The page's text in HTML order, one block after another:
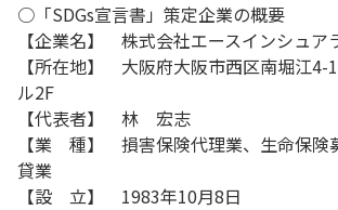
○「SDGs宣言書」策定企業の概要
【企業名】 株式会社エースインシュア
【所在地】 大阪府大阪市西区南堀江
ル2F
【代表者】 林 宏志
【業 種】 損害保険代理業、生命保険
貸業
【設 立】 1983年10月8日